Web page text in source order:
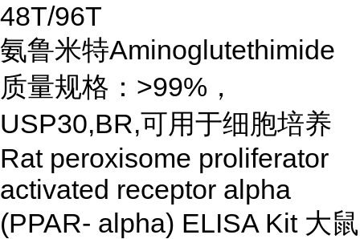
48T/96T
氨鲁米特Aminoglutethimide
质量规格：>99%，
USP30,BR,可用于细胞培养
Rat peroxisome proliferator
activated receptor alpha
(PPAR- alpha) ELISA Kit 大鼠